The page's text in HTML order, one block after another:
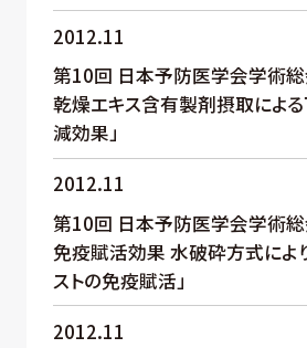
2012.11
第10回 日本予防医学会学術総
乾燥エキス含有製剤摂取によ
減効果」
2012.11
第10回 日本予防医学会学術総
免疫賦活効果 水破砕方式によ
ストの免疫賦活」
2012.11